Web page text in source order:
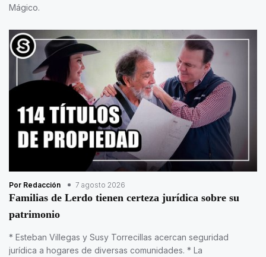
Mágico.
Por Redacción 7 agosto 2026
Familias de Lerdo tienen certeza jurídica sobre su
patrimonio
* Esteban Villegas y Susy Torrecillas acercan seguridad
jurídica a hogares de diversas comunidades. * La